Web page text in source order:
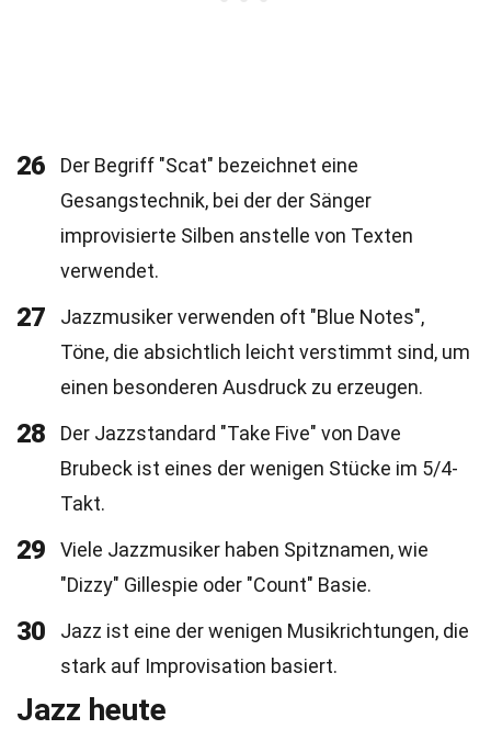
26
Der Begriff "Scat" bezeichnet eine
Gesangstechnik, bei der der Sänger
improvisierte Silben anstelle von Texten
verwendet.
27
Jazzmusiker verwenden oft "Blue Notes",
Töne, die absichtlich leicht verstimmt sind, um
einen besonderen Ausdruck zu erzeugen.
28
Der Jazzstandard "Take Five" von Dave
Brubeck ist eines der wenigen Stücke im 5/4-
Takt.
29
Viele Jazzmusiker haben Spitznamen, wie
"Dizzy" Gillespie oder "Count" Basie.
30
Jazz ist eine der wenigen Musikrichtungen, die
stark auf Improvisation basiert.
Jazz heute